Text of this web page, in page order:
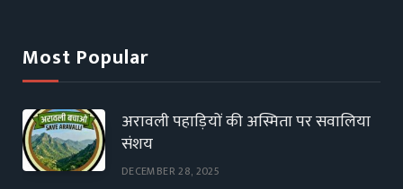
Most Popular
अरावली पहाड़ियों की अस्मिता पर सवालिया
संशय
DECEMBER 28, 2025